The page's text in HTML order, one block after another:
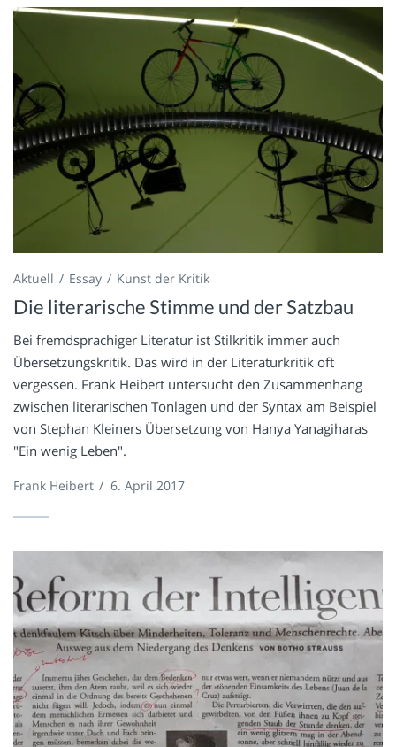
Aktuell Essay Kunst der Kritik
Die literarische Stimme und der Satzbau
Bei fremdsprachiger Literatur ist Stilkritik immer auch
Übersetzungskritik. Das wird in der Literaturkritik oft
vergessen. Frank Heibert untersucht den Zusammenhang
zwischen literarischen Tonlagen und der Syntax am Beispiel
von Stephan Kleiners Übersetzung von Hanya Yanagiharas
"Ein wenig Leben".
Frank Heibert / 6. April 2017